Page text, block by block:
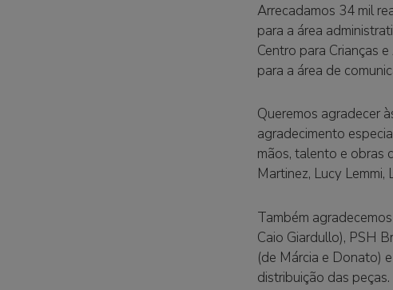
Arrecadamos 34 mil
para a área
Centro para Crianças
para a área de
Queremos agradecer
agradecimento
mãos, talento e obras
Martinez, Lucy Lemmi,
Também
Caio Giardullo), PSH
(de Márcia e Donato)
distribuição das peças.